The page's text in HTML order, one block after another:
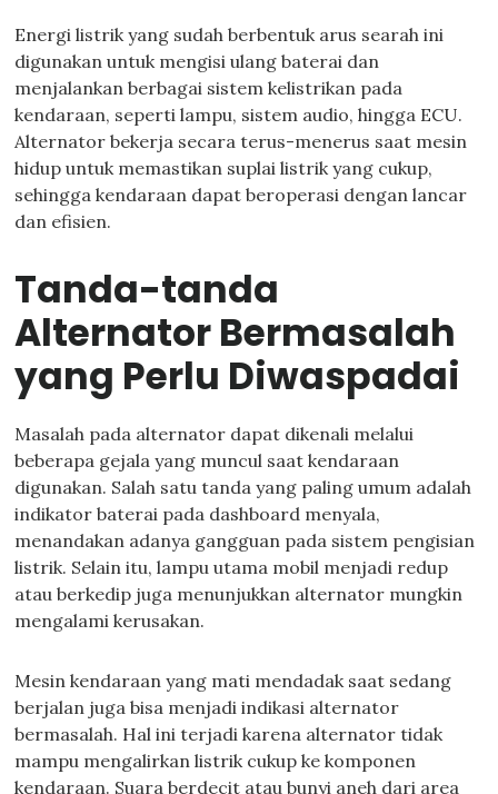
Energi listrik yang sudah berbentuk arus searah ini
digunakan untuk mengisi ulang baterai dan
menjalankan berbagai sistem kelistrikan pada
kendaraan, seperti lampu, sistem audio, hingga ECU.
Alternator bekerja secara terus-menerus saat mesin
hidup untuk memastikan suplai listrik yang cukup,
sehingga kendaraan dapat beroperasi dengan lancar
dan efisien.
Tanda-tanda
Alternator Bermasalah
yang Perlu Diwaspadai
Masalah pada alternator dapat dikenali melalui
beberapa gejala yang muncul saat kendaraan
digunakan. Salah satu tanda yang paling umum adalah
indikator baterai pada dashboard menyala,
menandakan adanya gangguan pada sistem pengisian
listrik. Selain itu, lampu utama mobil menjadi redup
atau berkedip juga menunjukkan alternator mungkin
mengalami kerusakan.
Mesin kendaraan yang mati mendadak saat sedang
berjalan juga bisa menjadi indikasi alternator
bermasalah. Hal ini terjadi karena alternator tidak
mampu mengalirkan listrik cukup ke komponen
kendaraan. Suara berdecit atau bunyi aneh dari area